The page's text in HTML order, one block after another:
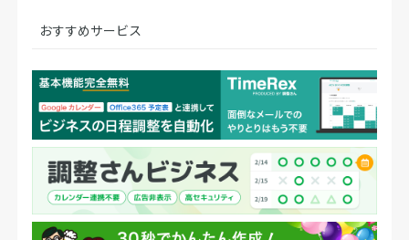
おすすめサービス